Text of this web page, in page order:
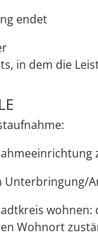
endet
in dem die
Unterbringung/
Wohnort